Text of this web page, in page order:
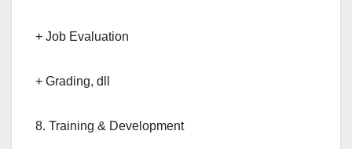
+ Job Evaluation
+ Grading, dll
8. Training & Development